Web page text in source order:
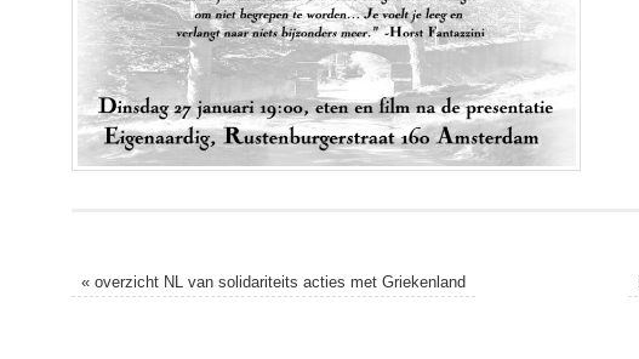
« overzicht NL van solidariteits acties met Griekenland